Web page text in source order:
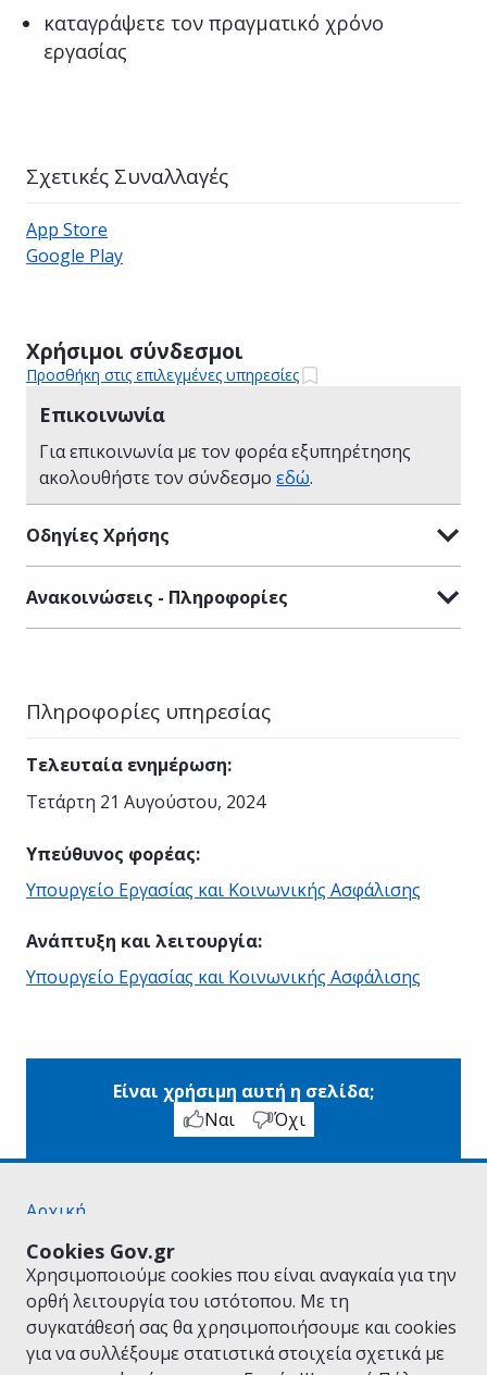
Cookies Gov.gr
Χρησιμοποιούμε cookies που είναι αναγκαία για την
ορθή λειτουργία του ιστότοπου. Με τη
συγκατάθεσή σας θα χρησιμοποιήσουμε και cookies
για να συλλέξουμε στατιστικά στοιχεία σχετικά με
καταγράψετε τον πραγματικό χρόνο
εργασίας
Χρήσιμοι σύνδεσμοι
Προσθήκη στις επιλεγμένες υπηρεσίες
Επικοινωνία
Για επικοινωνία με τον φορέα εξυπηρέτησης
ακολουθήστε τον σύνδεσμο εδώ.
Οδηγίες Χρήσης
Ανακοινώσεις - Πληροφορίες
Σχετικές Συναλλαγές
App Store
Google Play
Πληροφορίες υπηρεσίας
Τελευταία ενημέρωση:
Τετάρτη 21 Αυγούστου, 2024
Υπεύθυνος φορέας:
Υπουργείο Εργασίας και Κοινωνικής Ασφάλισης
Ανάπτυξη και λειτουργία:
Υπουργείο Εργασίας και Κοινωνικής Ασφάλισης
Είναι χρήσιμη αυτή η σελίδα;
Ναι
Όχι
Αρχική
Όροι Χρήσης
Πολιτική Απορρήτου
Δήλωση προσβασιμότητας
Πολιτική cookies
Προτάσεις για το gov.gr